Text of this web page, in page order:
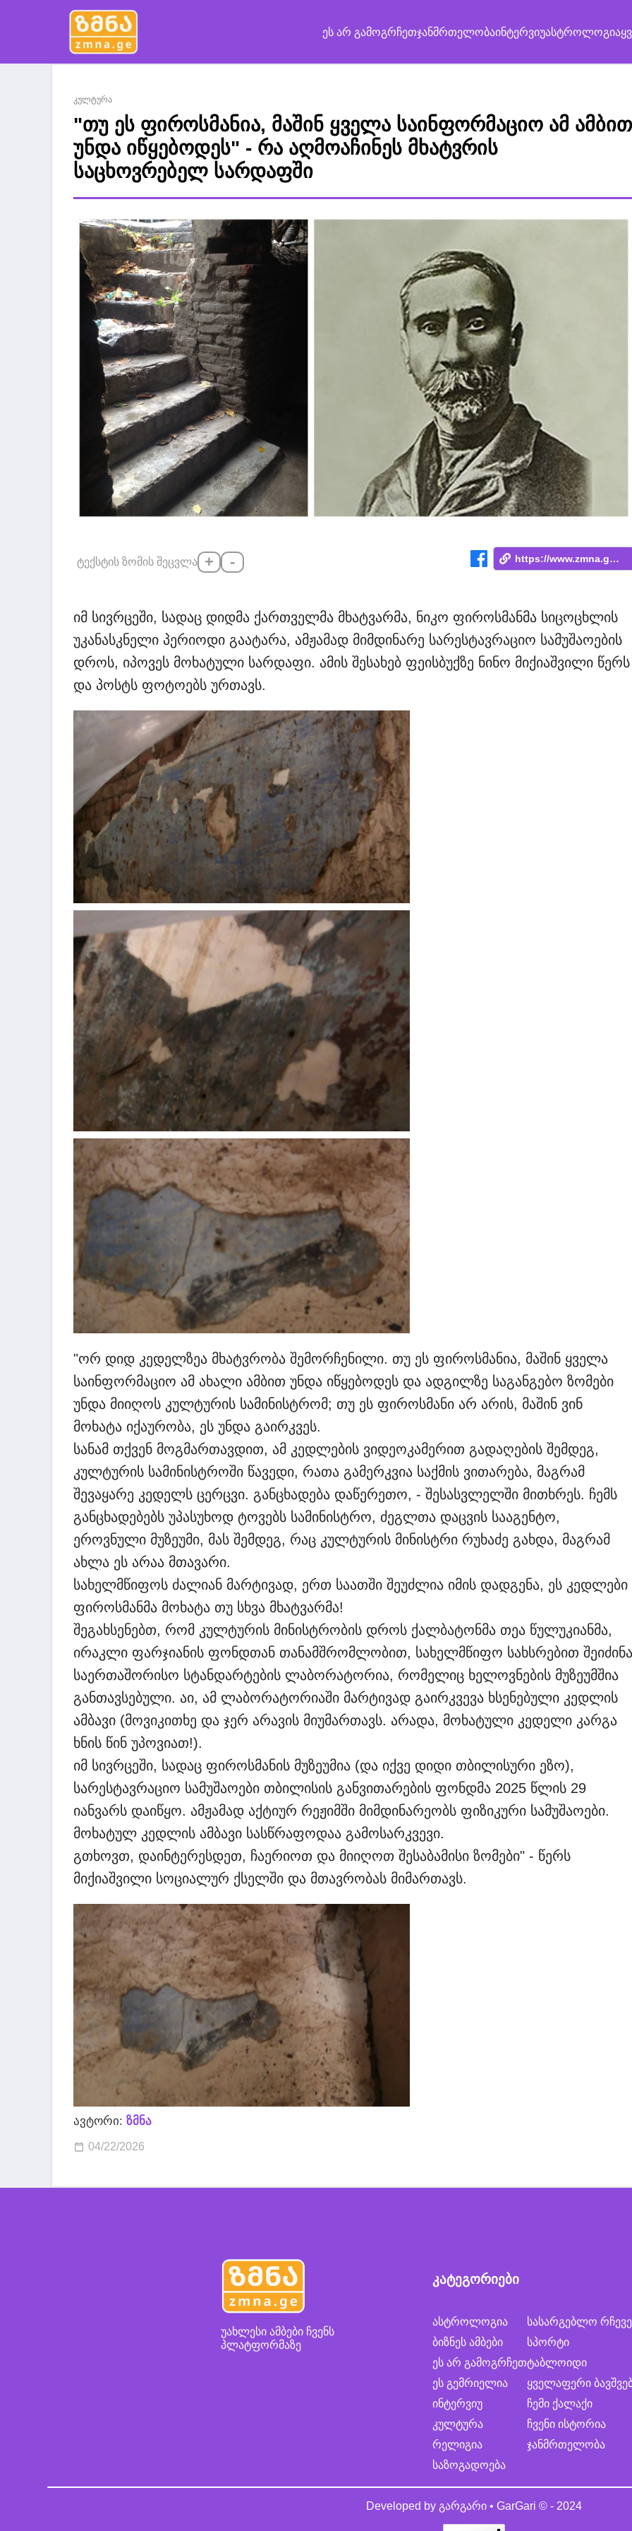
ეს არ გამოგრჩეთჯანმრთელობაინტერვიუასტროლოგია
კულტურა
"თუ ეს ფიროსმანია, მაშინ ყველა საინფორმაციო ამ ამბით
უნდა იწყებოდეს" - რა აღმოაჩინეს მხატვრის
საცხოვრებელ სარდაფში
ტექსტის ზომის შეცვლა + - https://www.zmna.ge/news/tu-es-pirosmani...
იმ სივრცეში, სადაც დიდმა ქართველმა მხატვარმა, ნიკო ფიროსმანმა სიცოცხლის
უკანასკნელი პერიოდი გაატარა, ამჟამად მიმდინარე სარესტავრაციო სამუშაოების
დროს, იპოვეს მოხატული სარდაფი. ამის შესახებ ფეისბუქზე ნინო მიქიაშვილი წერს
და პოსტს ფოტოებს ურთავს.
"ორ დიდ კედელზეა მხატვრობა შემორჩენილი. თუ ეს ფიროსმანია, მაშინ ყველა
საინფორმაციო ამ ახალი ამბით უნდა იწყებოდეს და ადგილზე საგანგებო ზომები
უნდა მიიღოს კულტურის სამინისტრომ; თუ ეს ფიროსმანი არ არის, მაშინ ვინ
მოხატა იქაურობა, ეს უნდა გაირკვეს.
სანამ თქვენ მოგმართავდით, ამ კედლების ვიდეოკამერით გადაღების შემდეგ,
კულტურის სამინისტროში წავედი, რათა გამერკვია საქმის ვითარება, მაგრამ
შევაყარე კედელს ცერცვი. განცხადება დაწერეთო, - შესასვლელში მითხრეს. ჩემს
განცხადებებს უპასუხოდ ტოვებს სამინისტრო, ძეგლთა დაცვის სააგენტო,
ეროვნული მუზეუმი, მას შემდეგ, რაც კულტურის მინისტრი რუხაძე გახდა, მაგრამ
ახლა ეს არაა მთავარი.
სახელმწიფოს ძალიან მარტივად, ერთ საათში შეუძლია იმის დადგენა, ეს კედლები
ფიროსმანმა მოხატა თუ სხვა მხატვარმა!
შეგახსენებთ, რომ კულტურის მინისტრობის დროს ქალბატონმა თეა წულუკიანმა,
ირაკლი ფარჯიანის ფონდთან თანამშრომლობით, სახელმწიფო სახსრებით შეიძინა
საერთაშორისო სტანდარტების ლაბორატორია, რომელიც ხელოვნების მუზეუმშია
განთავსებული. აი, ამ ლაბორატორიაში მარტივად გაირკვევა ხსენებული კედლის
ამბავი (მოვიკითხე და ჯერ არავის მიუმართავს. არადა, მოხატული კედელი კარგა
ხნის წინ უპოვიათ!).
იმ სივრცეში, სადაც ფიროსმანის მუზეუმია (და იქვე დიდი თბილისური ეზო),
სარესტავრაციო სამუშაოები თბილისის განვითარების ფონდმა 2025 წლის 29
იანვარს დაიწყო. ამჟამად აქტიურ რეჟიმში მიმდინარეობს ფიზიკური სამუშაოები.
მოხატულ კედლის ამბავი სასწრაფოდაა გამოსარკვევი.
გთხოვთ, დაინტერესდეთ, ჩაერიოთ და მიიღოთ შესაბამისი ზომები" - წერს
მიქიაშვილი სოციალურ ქსელში და მთავრობას მიმართავს.
ავტორი: ზმნა
04/22/2026
უახლესი ამბები ჩვენს
პლატფორმაზე
კატეგორიები
ასტროლოგია
ბიზნეს ამბები
ეს არ გამოგრჩეთ
ეს გემრიელია
ინტერვიუ
კულტურა
რელიგია
საზოგადოება
სასარგებლო
სპორტი
ტაბლოიდი
ყველაფერი
ჩემი ქალაქი
ჩვენი ისტორია
ჯანმრთელობა
Developed by გარგარი • GarGari © - 2024